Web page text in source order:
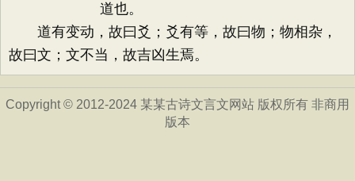
道也。
道有变动，故曰爻；爻有等，故曰物；物相杂，
故曰文；文不当，故吉凶生焉。
Copyright © 2012-2024 某某古诗文言文网站 版权所有 非商用
版本